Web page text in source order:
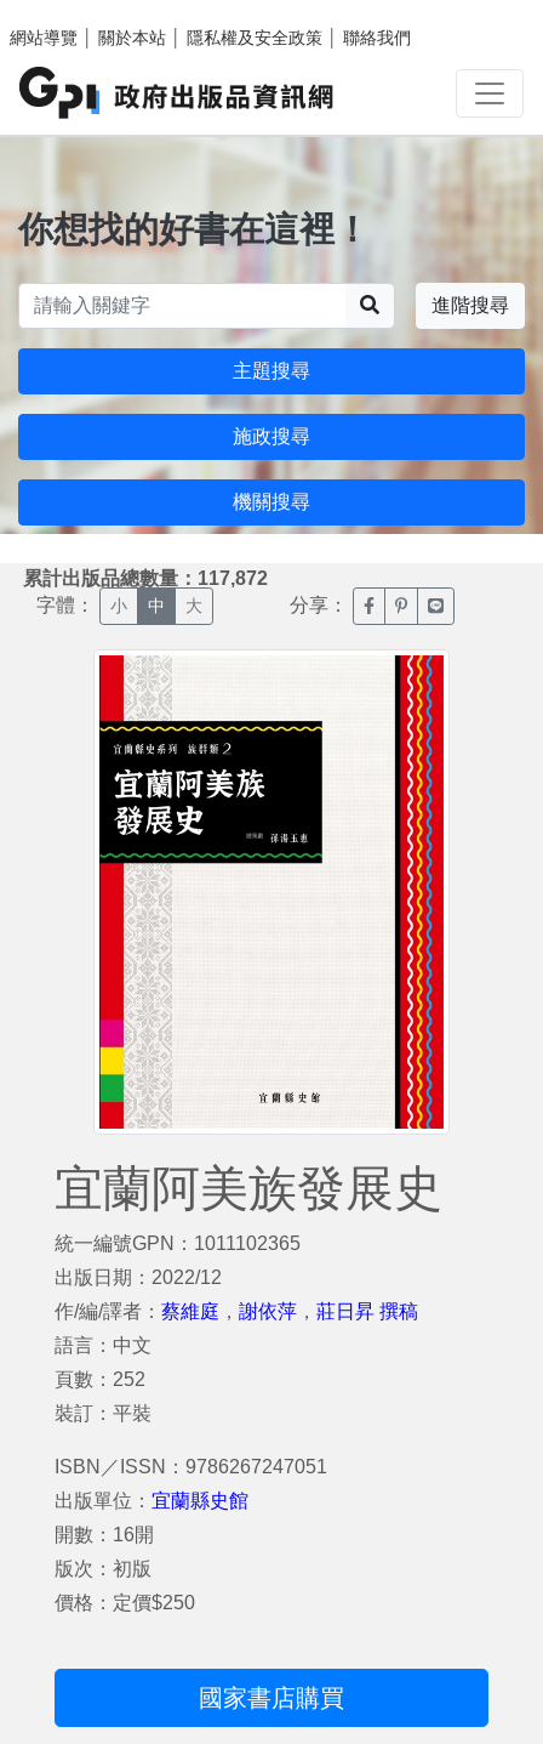
網站導覽
關於本站 隱私權及安全政策 聯絡我們
你想找的好書在這裡！
進階搜尋
主題搜尋
施政搜尋
機關搜尋
累計出版品總數量：117,872
字體： 小 中 大 分享： 臉書分享(另開新視窗)
噗浪分享(另開新
Line分享(另
宜蘭阿美族發展史
統一編號GPN：1011102365
出版日期：2022/12
作/編/譯者： 蔡維庭 ， 謝依萍 ， 莊日昇 撰稿
語言：中文
頁數：252
裝訂：平裝
ISBN／ISSN：9786267247051
出版單位： 宜蘭縣史館
開數：16開
版次：初版
價格：定價$250
國家書店購買